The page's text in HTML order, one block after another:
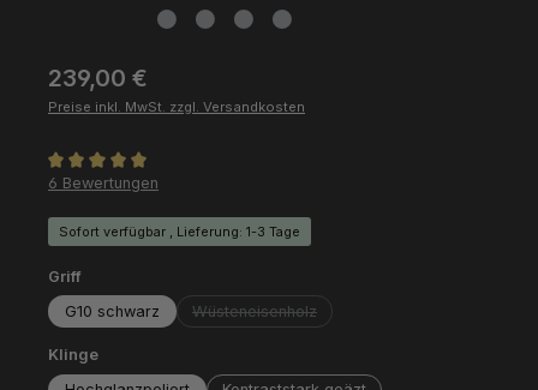
Regulärer Preis:
239,00 €
Preise inkl. MwSt. zzgl. Versandkosten
Durchschnittliche Bewertung von 5 von 5 Sternen
6 Bewertungen
Sofort verfügbar , Lieferung: 1-3 Tage
Griffauswählen
G10 schwarz
Wüsteneisenholz
(Diese Option ist zurzeit nicht verfügbar.)
Klingeauswählen